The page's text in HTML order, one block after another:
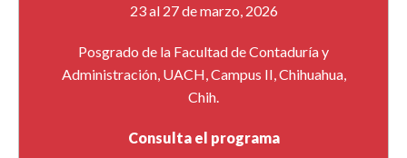
23 al 27 de marzo, 2026
Posgrado de la Facultad de Contaduría y
Administración, UACH, Campus II, Chihuahua,
Chih.
Consulta el programa